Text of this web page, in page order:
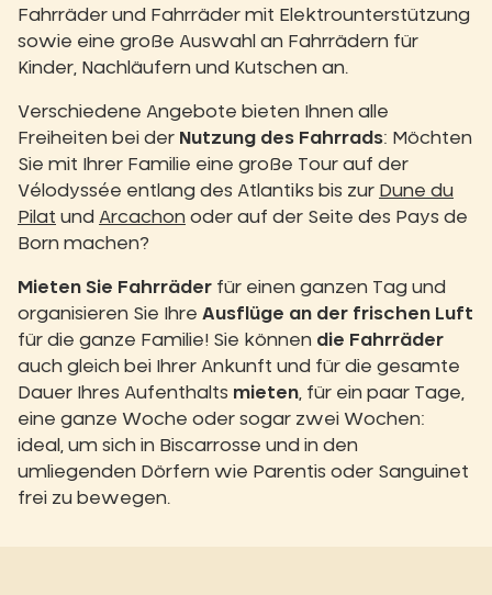
Fahrräder und Fahrräder mit Elektrounterstützung
sowie eine große Auswahl an Fahrrädern für
Kinder, Nachläufern und Kutschen an.
Verschiedene Angebote bieten Ihnen alle
Freiheiten bei der Nutzung des Fahrrads: Möchten
Sie mit Ihrer Familie eine große Tour auf der
Vélodyssée entlang des Atlantiks bis zur Dune du
Pilat und Arcachon oder auf der Seite des Pays de
Born machen?
Mieten Sie Fahrräder für einen ganzen Tag und
organisieren Sie Ihre Ausflüge an der frischen Luft
für die ganze Familie! Sie können die Fahrräder
auch gleich bei Ihrer Ankunft und für die gesamte
Dauer Ihres Aufenthalts mieten , für ein paar Tage,
eine ganze Woche oder sogar zwei Wochen:
ideal, um sich in Biscarrosse und in den
umliegenden Dörfern wie Parentis oder Sanguinet
frei zu bewegen.